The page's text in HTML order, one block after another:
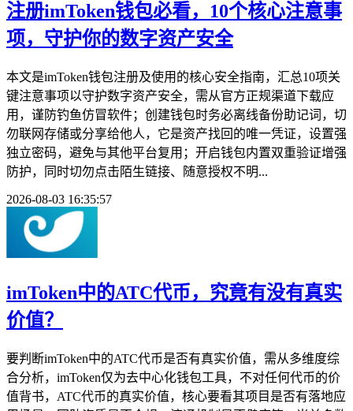
注册imToken钱包必看，10个核心注意事
项，守护你的数字资产安全
本文是imToken钱包注册及使用的核心安全指南，汇总10项关
键注意事项以守护数字资产安全，需从官方正规渠道下载应
用，谨防钓鱼仿冒软件；创建钱包时务必离线备份助记词，切
勿联网存储或分享给他人，它是资产找回的唯一凭证，设置强
独立密码，避免与其他平台复用；开启钱包内置双重验证增强
防护，同时切勿点击陌生链接、随意授权不明...
2026-08-03 16:35:57
imToken中的ATC代币，究竟有没有真实
价值？
要判断imToken中的ATC代币是否有真实价值，需从多维度综
合分析，imToken仅为去中心化钱包工具，不对任何代币的价
值背书，ATC代币的真实价值，核心要看其项目是否有落地应